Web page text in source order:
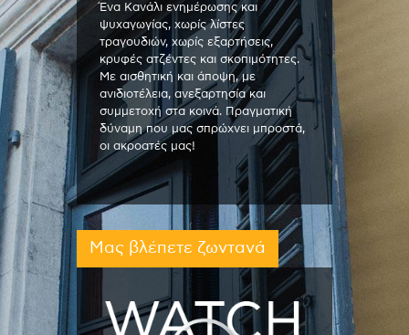
Ένα Κανάλι ενημέρωσης και
ψυχαγωγίας, χωρίς λίστες
τραγουδιών, χωρίς εξαρτήσεις,
κρυφές ατζέντες και σκοπιμότητες.
Με αισθητική και άποψη, με
ανιδιοτέλεια, ανεξαρτησία και
συμμετοχή στα κοινά. Πραγματική
δύναμη που μας σπρώχνει μπροστά,
οι ακροατές μας!
Μας βλέπετε ζωντανά